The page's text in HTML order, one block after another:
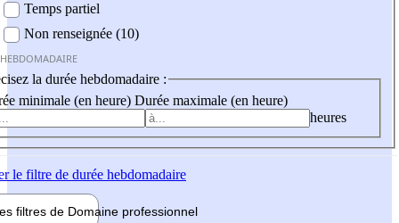
Temps partiel
Non renseignée (10)
la durée hebdomadaire :
minimale (en heure) Durée maximale (en heure)
heures
le filtre de durée hebdomadaire
filtres de Domaine professionnel